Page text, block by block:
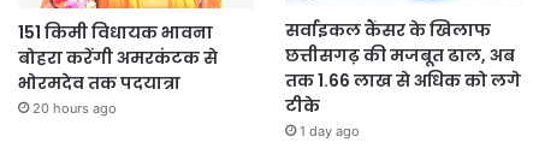
151 किमी विधायक भावना
बोहरा करेंगी अमरकंटक से
भोरमदेव तक पदयात्रा
20 hours ago
सर्वाइकल कैंसर के खिलाफ
छत्तीसगढ़ की मजबूत ढाल, अब
तक 1.66 लाख से अधिक को लगे
टीके
1 day ago